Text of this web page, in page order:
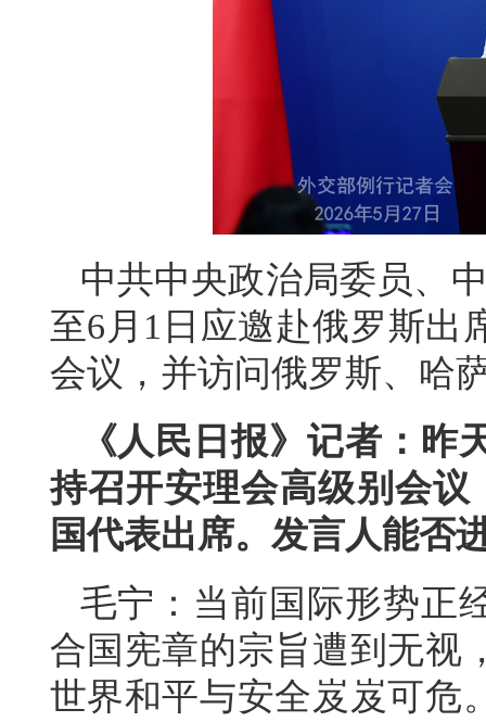
中共中央政治局委员、
至6月1日应邀赴俄罗斯出
会议，并访问俄罗斯、哈
《人民日报》记者：
持召开安理会高级别会议
国代表出席。发言人能否
毛宁：当前国际形势正
合国宪章的宗旨遭到无视
世界和平与安全岌岌可危